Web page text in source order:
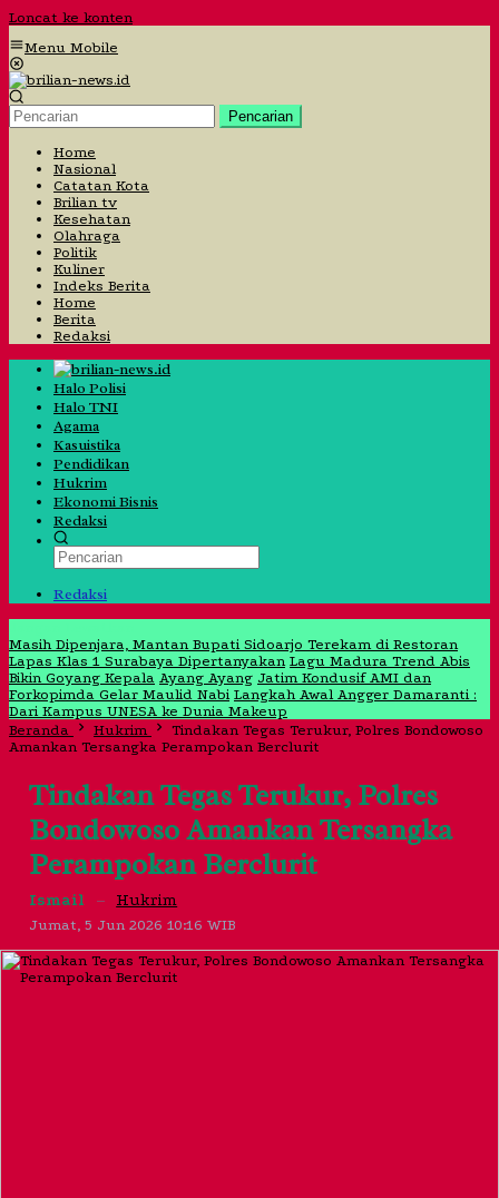
Loncat ke konten
Menu Mobile
Pencarian
Home
Nasional
Catatan Kota
Brilian tv
Kesehatan
Olahraga
Politik
Kuliner
Indeks Berita
Home
Berita
Redaksi
Halo Polisi
Halo TNI
Agama
Kasuistika
Pendidikan
Hukrim
Ekonomi Bisnis
Redaksi
Redaksi
Masih Dipenjara, Mantan Bupati Sidoarjo Terekam di Restoran
Lapas Klas 1 Surabaya Dipertanyakan Lagu Madura Trend Abis
Bikin Goyang Kepala Ayang Ayang Jatim Kondusif AMI dan
Forkopimda Gelar Maulid Nabi Langkah Awal Angger Damaranti :
Dari Kampus UNESA ke Dunia Makeup
Beranda
Hukrim
Tindakan Tegas Terukur, Polres Bondowoso
Amankan Tersangka Perampokan Berclurit
Tindakan Tegas Terukur, Polres
Bondowoso Amankan Tersangka
Perampokan Berclurit
Ismail – Hukrim
Jumat, 5 Jun 2026 10:16 WIB